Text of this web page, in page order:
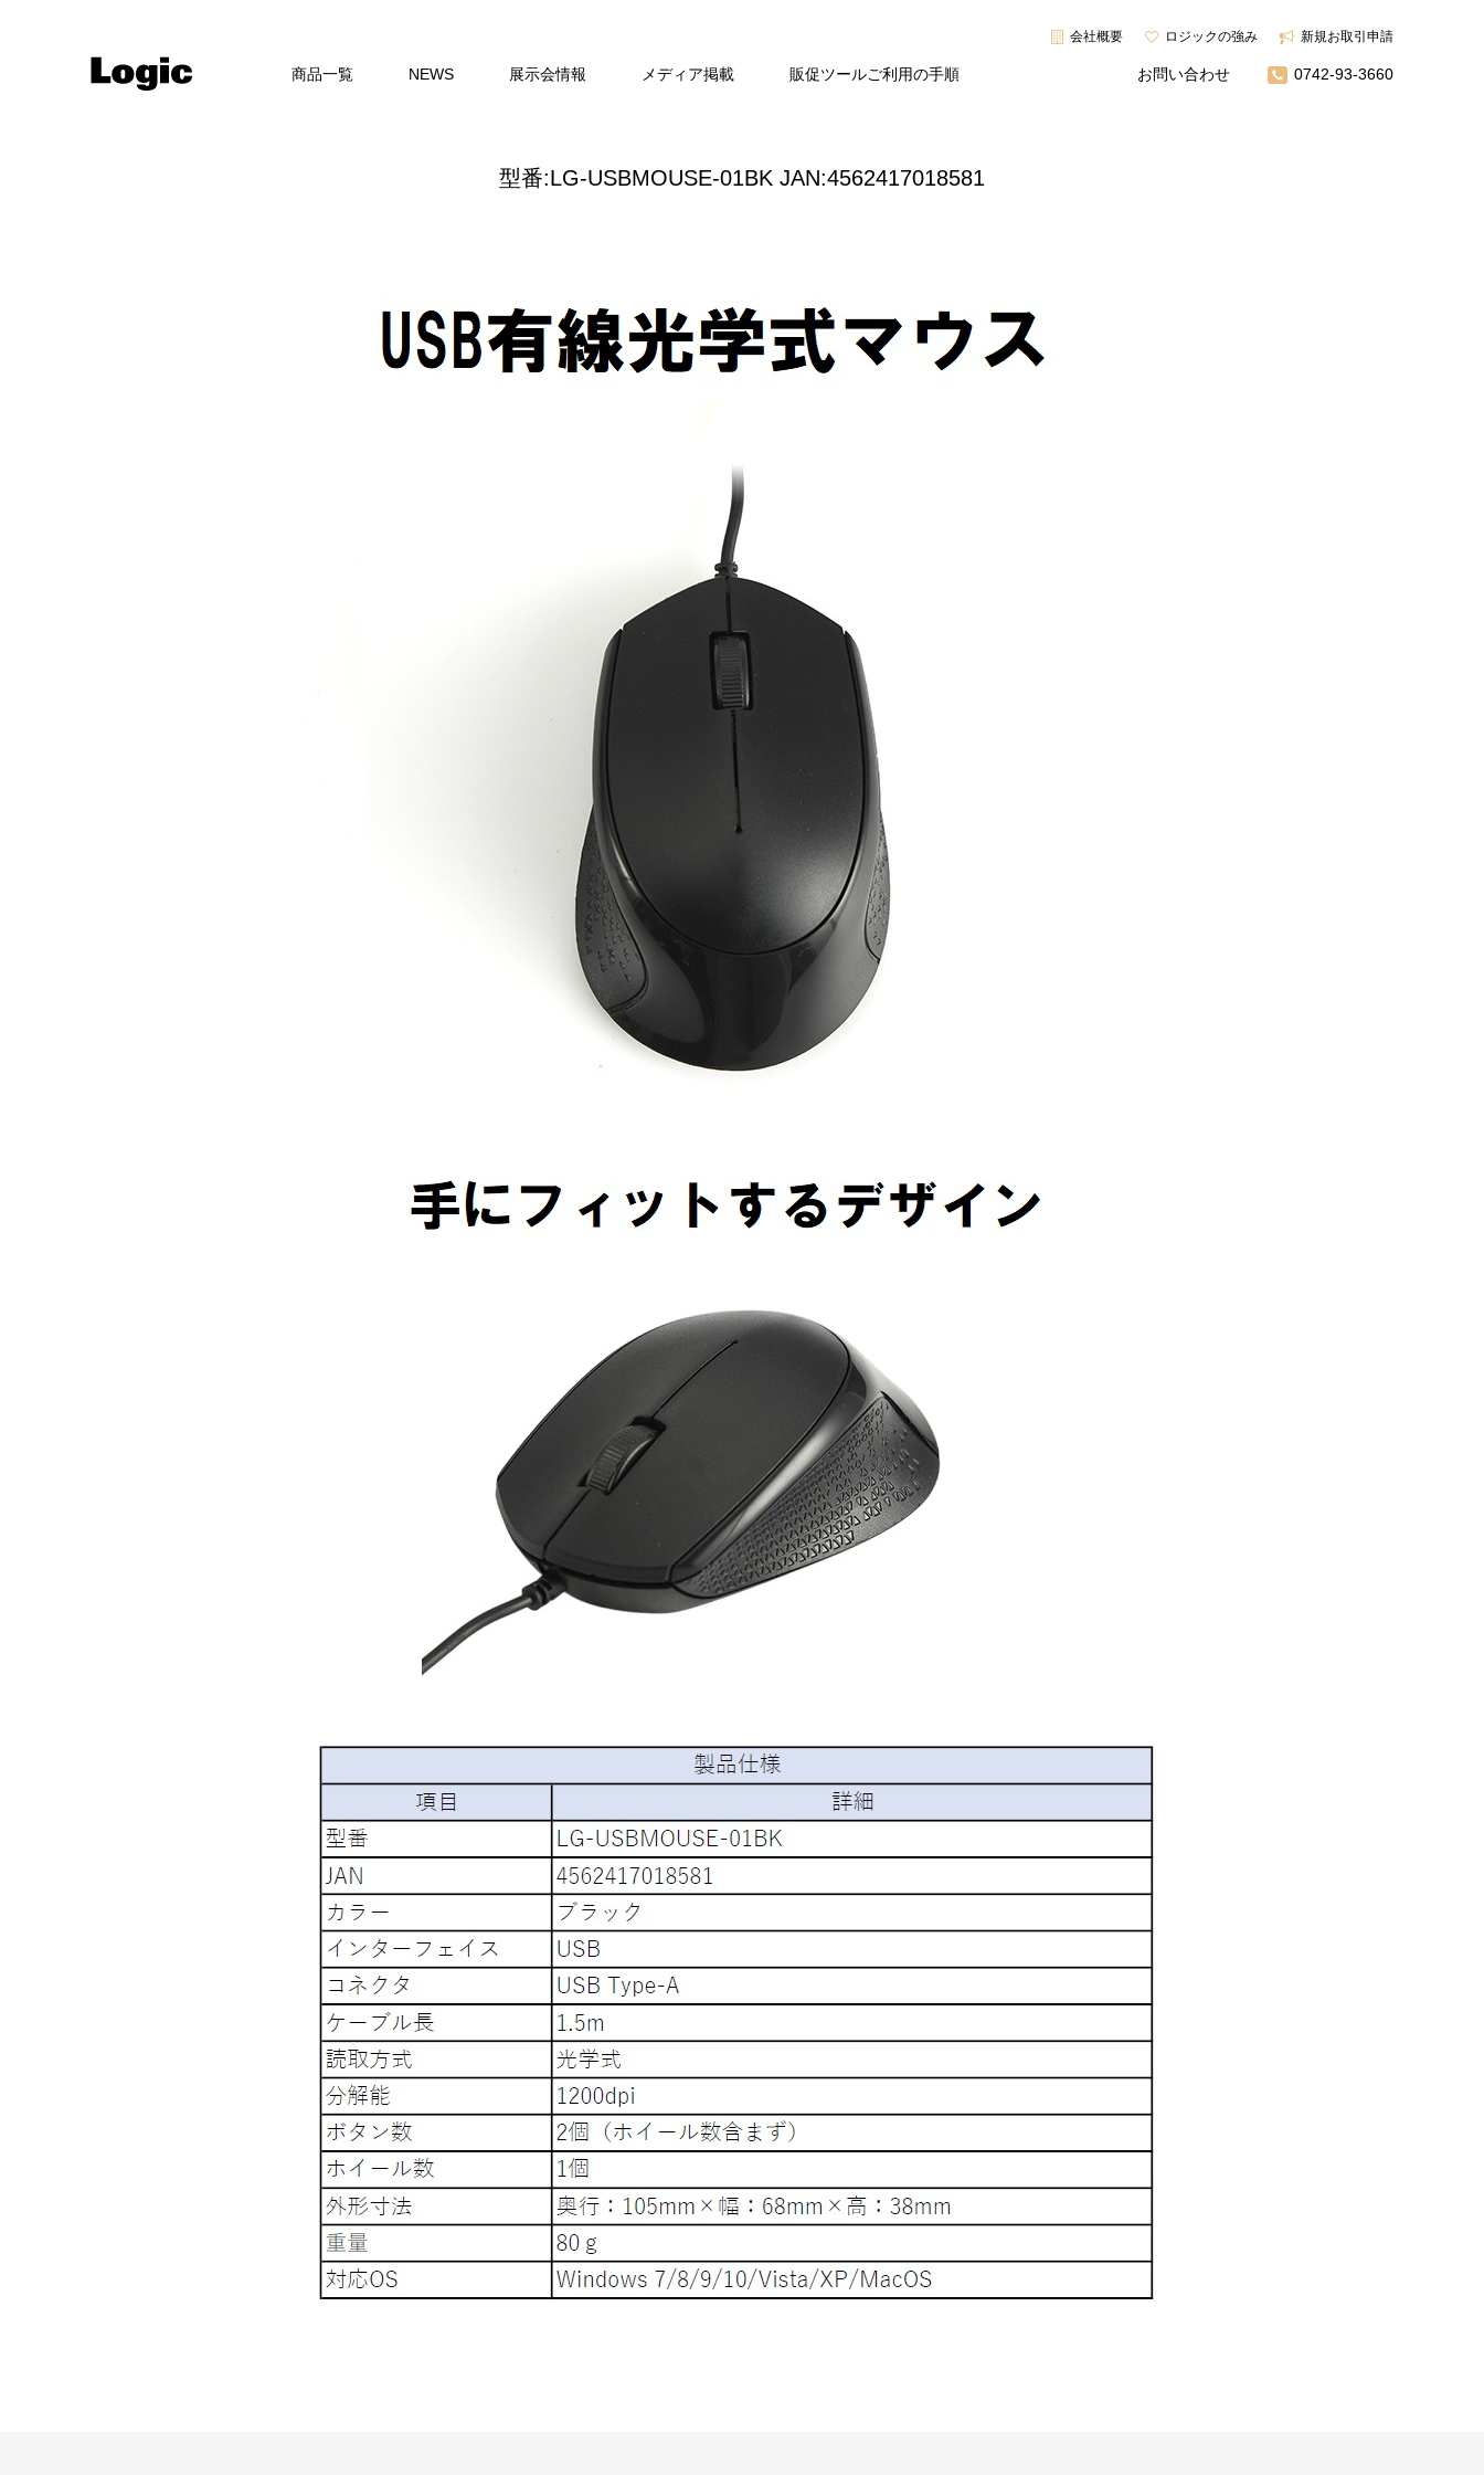
会社概要 ロジックの強み 新規お取引申請
商品一覧 NEWS 展示会情報 メディア掲載 販促ツールご利用の手順 お問い合わせ 0742-93-3660
型番:LG-USBMOUSE-01BK JAN:4562417018581